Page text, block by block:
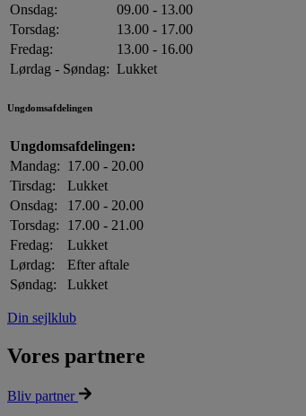
Onsdag:
09.00 - 13.00
Torsdag:
13.00 - 17.00
Fredag:
13.00 - 16.00
Lørdag - Søndag: Lukket
Ungdomsafdelingen
Ungdomsafdelingen:
Mandag: 17.00 - 20.00
Tirsdag:
Lukket
Onsdag:
17.00 - 20.00
Torsdag:
17.00 - 21.00
Fredag:
Lukket
Lørdag:
Efter aftale
Søndag:
Lukket
Din sejlklub
Vores partnere
Bliv partner